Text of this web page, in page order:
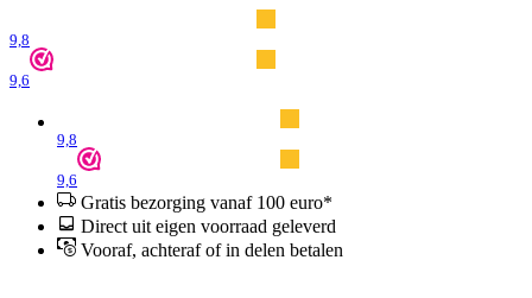
9,8
9,6
9,8
9,6
Gratis bezorging vanaf 100 euro*
Direct uit eigen voorraad geleverd
Vooraf, achteraf of in delen betalen